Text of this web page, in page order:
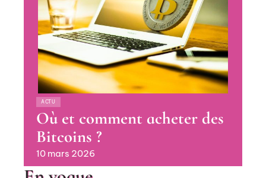
ACTU
Où et comment acheter des
Bitcoins ?
10 mars 2026